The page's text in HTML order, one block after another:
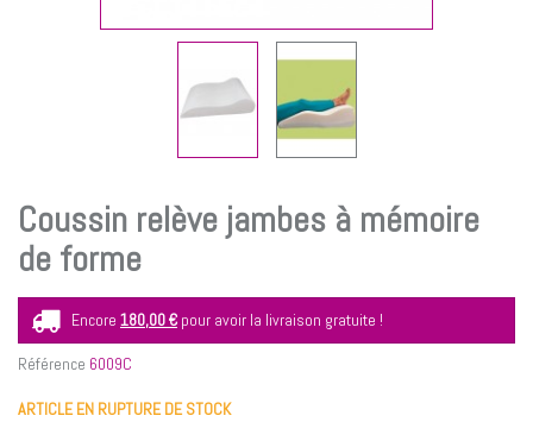
Coussin relève jambes à mémoire
de forme
Encore 180,00 € pour avoir la livraison gratuite !
Référence 6009C
ARTICLE EN RUPTURE DE STOCK